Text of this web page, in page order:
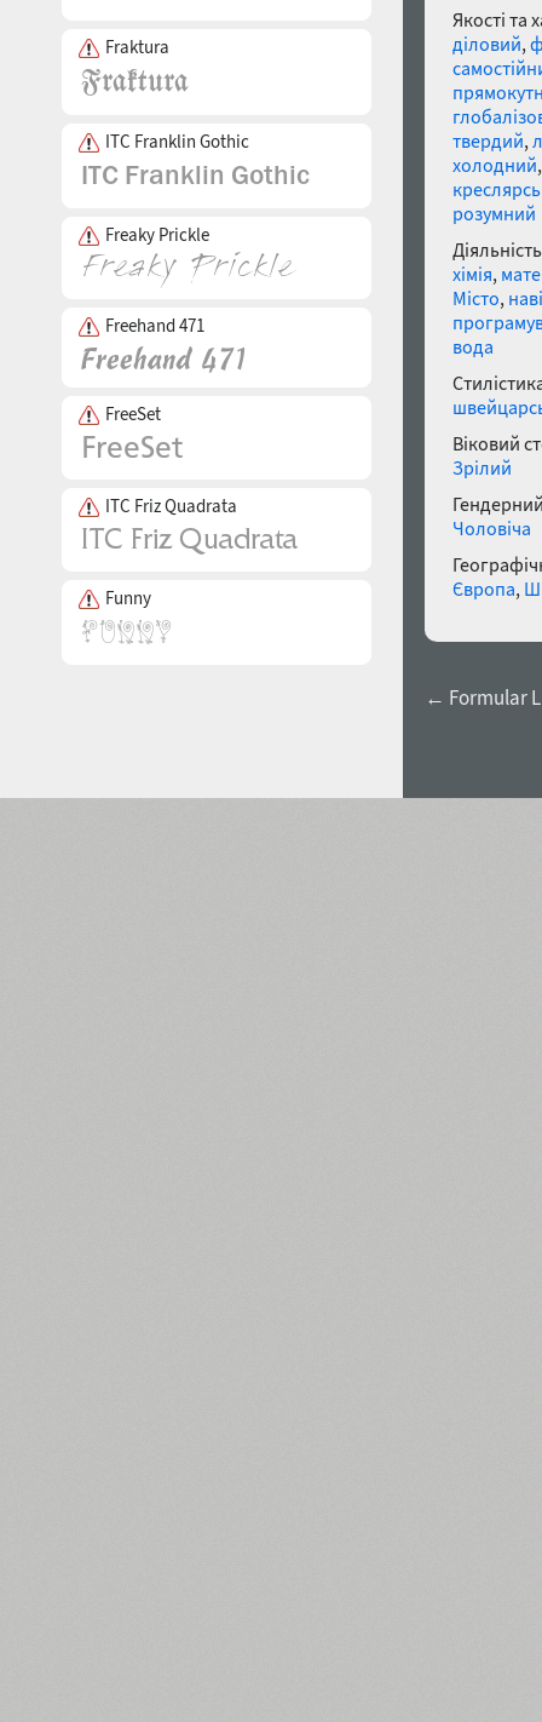
Fraktura
ITC Franklin Gothic
Freaky Prickle
Freehand 471
FreeSet
ITC Friz Quadrata
Funny
Якості та
діловий,
твердий,
холодний
розумний
хімія,
Місто,
вода
Віковий
Зрілий
Чоловіча
Європа,
← Formular